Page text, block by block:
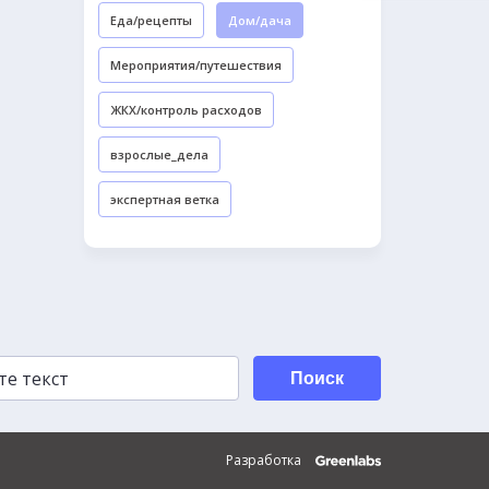
Еда/рецепты Дом/дача
Мероприятия/путешествия
ЖКХ/контроль расходов
взрослые_дела
экспертная ветка
Поиск
Разработка